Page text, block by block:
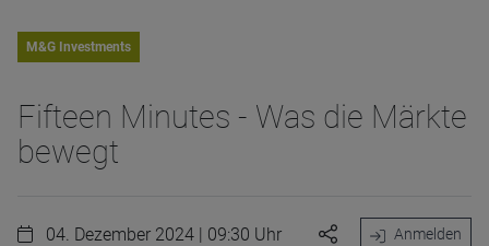
M&G Investments
Fifteen Minutes - Was die Märkte
bewegt
04. Dezember 2024 | 09:30 Uhr Anmelden